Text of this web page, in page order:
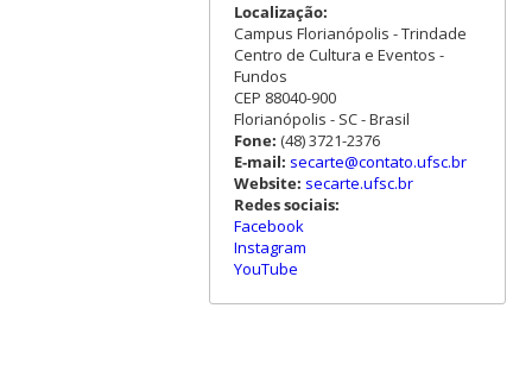
Localização:
Campus Florianópolis - Trindade
Centro de Cultura e Eventos -
Fundos
CEP 88040-900
Florianópolis - SC - Brasil
Fone: (48) 3721-2376
E-mail: secarte@contato.ufsc.br
Website: secarte.ufsc.br
Redes sociais:
Facebook
Instagram
YouTube